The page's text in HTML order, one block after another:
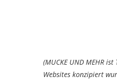
(MUCKE UND MEHR
Websites konzipiert